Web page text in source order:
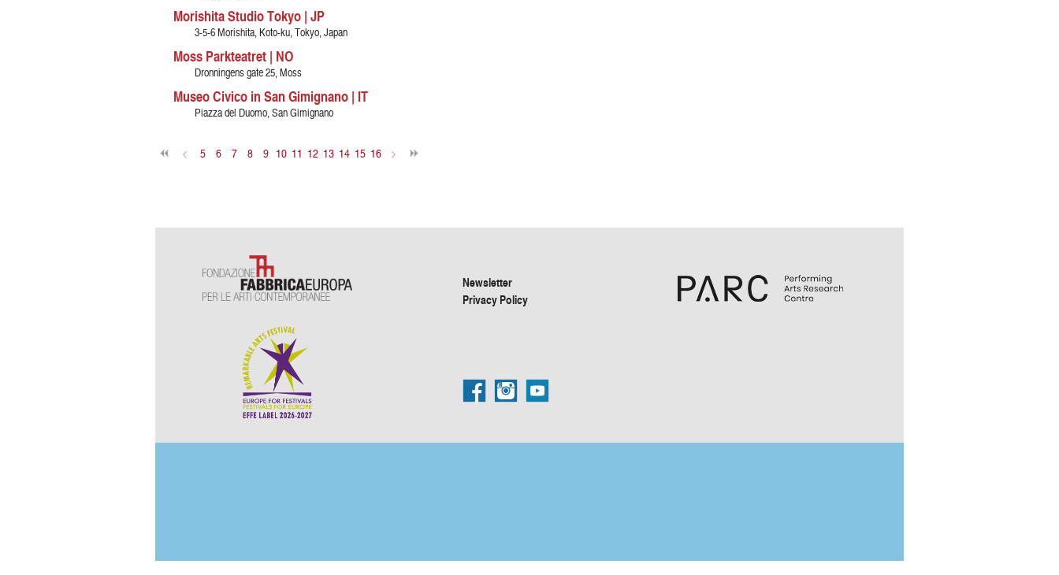
Morishita Studio Tokyo | JP
3-5-6 Morishita, Koto-ku, Tokyo, Japan
Moss Parkteatret | NO
Dronningens gate 25, Moss
Museo Civico in San Gimignano | IT
Piazza del Duomo, San Gimignano
< 5 6 7 8 9 10 11 12 13 14 15 16 >
Newsletter
Privacy Policy